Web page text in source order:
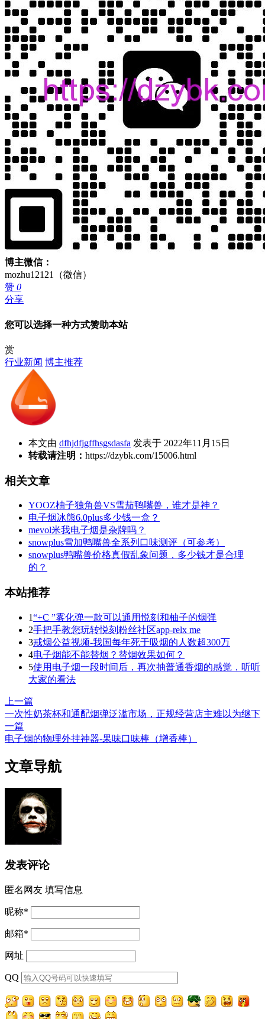
博主微信：
mozhu12121（微信）
赞 0
分享
您可以选择一种方式赞助本站
赏
行业新闻 博主推荐
本文由 dfhjdfjgffhsgsdasfa 发表于 2022年11月15日
转载请注明： https://dzybk.com/15006.html
相关文章
YOOZ柚子独角兽VS雪茄鸭嘴兽，谁才是神？
电子烟冰熊6.0plus多少钱一盒？
mevol米我电子烟是杂牌吗？
snowplus雪加鸭嘴兽全系列口味测评（可参考）
snowplus鸭嘴兽价格真假乱象问题，多少钱才是合理
的？
本站推荐
1“+C ”雾化弹一款可以通用悦刻和柚子的烟弹
2手把手教您玩转悦刻粉丝社区app-relx me
3戒烟公益视频-我国每年死于吸烟的人数超300万
4电子烟能不能替烟？替烟效果如何？
5使用电子烟一段时间后，再次抽普通香烟的感觉，听听
大家的看法
上一篇
一次性奶茶杯和通配烟弹泛滥市场，正规经营店主难以为继下
一篇
电子烟的物理外挂神器-果味口味棒（增香棒）
文章导航
发表评论
匿名网友 填写信息
昵称*
邮箱*
网址
QQ